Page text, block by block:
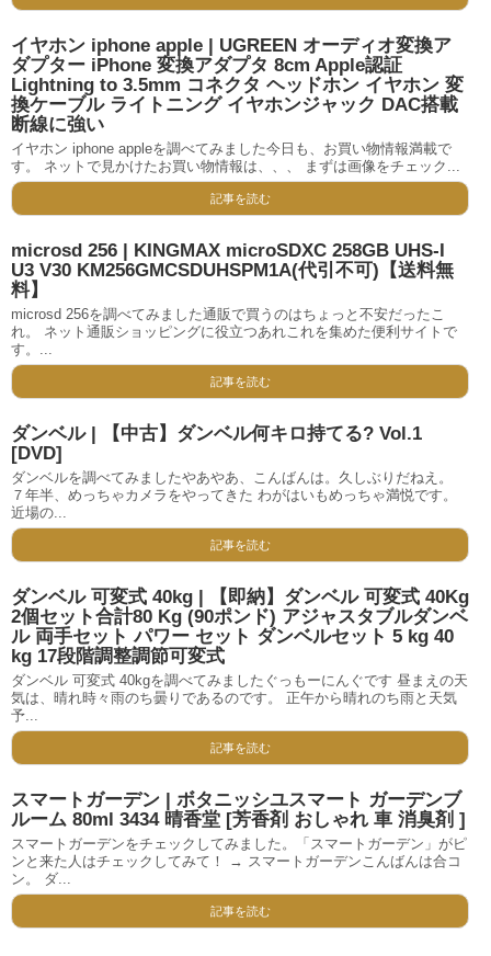
イヤホン iphone apple | UGREEN オーディオ変換ア
ダプター iPhone 変換アダプタ 8cm Apple認証
Lightning to 3.5mm コネクタ ヘッドホン イヤホン 変
換ケーブル ライトニング イヤホンジャック DAC搭載
断線に強い
イヤホン iphone appleを調べてみました今日も、お買い物情報満載で
す。 ネットで見かけたお買い物情報は、、、 まずは画像をチェック...
記事を読む
microsd 256 | KINGMAX microSDXC 258GB UHS-I
U3 V30 KM256GMCSDUHSPM1A(代引不可)【送料無
料】
microsd 256を調べてみました通販で買うのはちょっと不安だったこ
れ。 ネット通販ショッピングに役立つあれこれを集めた便利サイトで
す。...
記事を読む
ダンベル | 【中古】ダンベル何キロ持てる? Vol.1
[DVD]
ダンベルを調べてみましたやあやあ、こんばんは。久しぶりだねえ。
７年半、めっちゃカメラをやってきた わがはいもめっちゃ満悦です。
近場の...
記事を読む
ダンベル 可変式 40kg | 【即納】ダンベル 可変式 40Kg
2個セット合計80 Kg (90ポンド) アジャスタブルダンベ
ル 両手セット パワー セット ダンベルセット 5 kg 40
kg 17段階調整調節可変式
ダンベル 可変式 40kgを調べてみましたぐっもーにんぐです 昼まえの天
気は、晴れ時々雨のち曇りであるのです。 正午から晴れのち雨と天気
予...
記事を読む
スマートガーデン | ボタニッシユスマート ガーデンブ
ルーム 80ml 3434 晴香堂 [芳香剤 おしゃれ 車 消臭剤 ]
スマートガーデンをチェックしてみました。「スマートガーデン」がピ
ンと来た人はチェックしてみて！ → スマートガーデンこんばんは合コ
ン。 ダ...
記事を読む